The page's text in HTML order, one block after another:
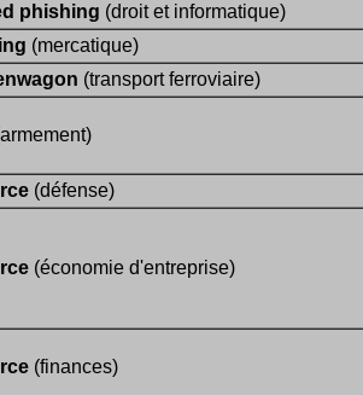
phishing (droit et informatique)
(mercatique)
(transport ferroviaire)
(défense)
(économie d'entreprise)
(finances)